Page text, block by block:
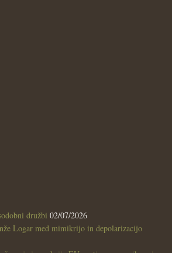
družbi 02/07/2026
Logar med mimikrijo in depolarizacijo